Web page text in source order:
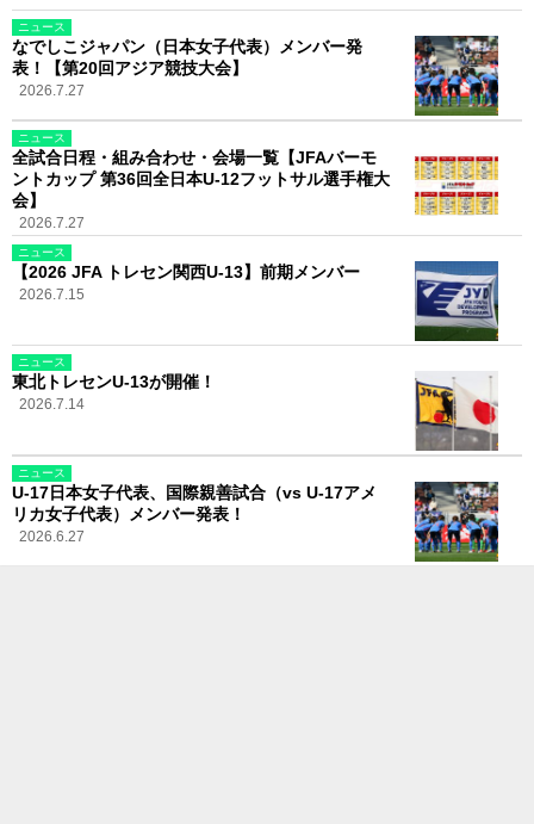
ニュース
なでしこジャパン（日本女子代表）メンバー発
表！【第20回アジア競技大会】
2026.7.27
ニュース
全試合日程・組み合わせ・会場一覧【JFAバーモ
ントカップ 第36回全日本U-12フットサル選手権大
会】
2026.7.27
ニュース
【2026 JFA トレセン関西U-13】前期メンバー
2026.7.15
ニュース
東北トレセンU-13が開催！
2026.7.14
ニュース
U-17日本女子代表、国際親善試合（vs U-17アメ
リカ女子代表）メンバー発表！
2026.6.27